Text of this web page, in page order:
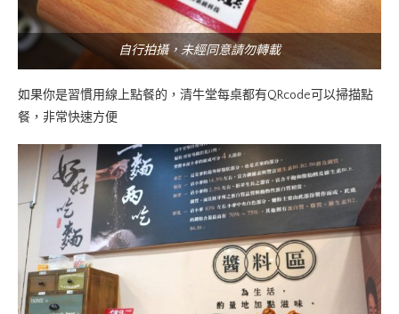
自行拍攝，未經同意請勿轉載
如果你是習慣用線上點餐的，清牛堂每桌都有QRcode可以掃描點
餐，非常快速方便